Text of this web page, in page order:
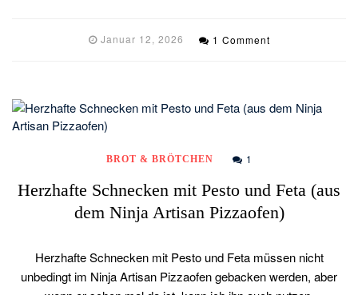
Januar 12, 2026 1 Comment
BROT & BRÖTCHEN 1
Herzhafte Schnecken mit Pesto und Feta (aus
dem Ninja Artisan Pizzaofen)
Herzhafte Schnecken mit Pesto und Feta müssen nicht
unbedingt im Ninja Artisan Pizzaofen gebacken werden, aber